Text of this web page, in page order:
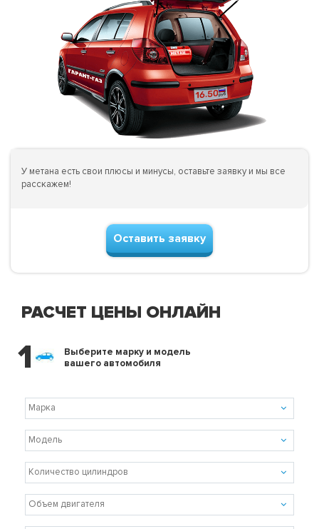
У метана есть свои плюсы и минусы, оставьте заявку и мы все
расскажем!
Оставить заявку
РАСЧЕТ ЦЕНЫ ОНЛАЙН
1
Выберите марку и модель
вашего автомобиля